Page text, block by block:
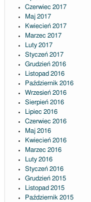
Czerwiec 2017
Maj 2017
Kwiecień 2017
Marzec 2017
Luty 2017
Styczeń 2017
Grudzień 2016
Listopad 2016
Październik 2016
Wrzesień 2016
Sierpień 2016
Lipiec 2016
Czerwiec 2016
Maj 2016
Kwiecień 2016
Marzec 2016
Luty 2016
Styczeń 2016
Grudzień 2015
Listopad 2015
Październik 2015